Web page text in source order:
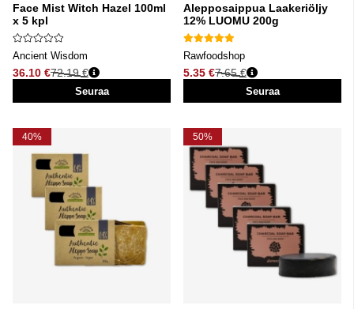
Face Mist Witch Hazel 100ml
x 5 kpl
Ancient Wisdom
36.10 €
Normaali hinta
72.19 €
Seuraa
Alepposaippua Laakeriöljy
12% LUOMU 200g
Rawfoodshop
5.35 €
Normaali hinta
7.65 €
Seuraa
40% 50%